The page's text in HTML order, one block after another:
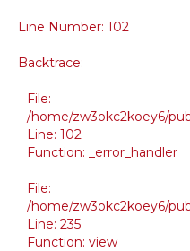
Line Number: 102
Backtrace:
File:
/home/zw3okc2koey6/
Line: 102
Function: _error_handler
File:
/home/zw3okc2koey6/
Line: 235
Function: view